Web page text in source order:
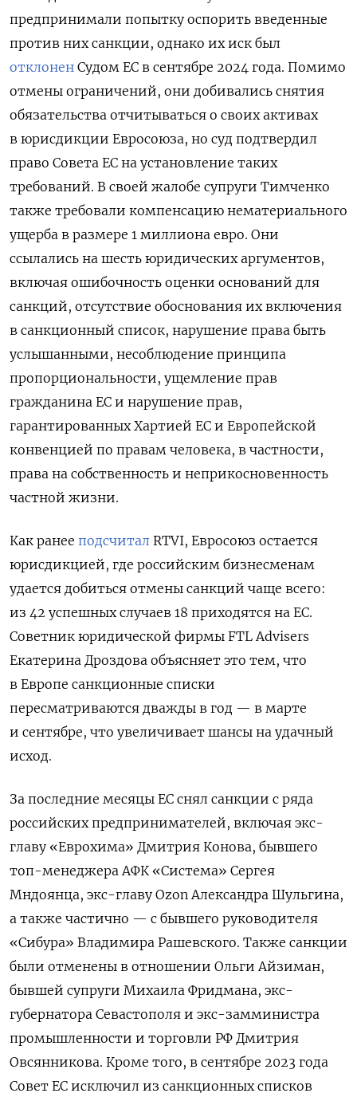
предпринимали попытку оспорить введенные
против них санкции, однако их иск был
отклонен Судом ЕС в сентябре 2024 года. Помимо
отмены ограничений, они добивались снятия
обязательства отчитываться о своих активах
в юрисдикции Евросоюза, но суд подтвердил
право Совета ЕС на установление таких
требований. В своей жалобе супруги Тимченко
также требовали компенсацию нематериального
ущерба в размере 1 миллиона евро. Они
ссылались на шесть юридических аргументов,
включая ошибочность оценки оснований для
санкций, отсутствие обоснования их включения
в санкционный список, нарушение права быть
услышанными, несоблюдение принципа
пропорциональности, ущемление прав
гражданина ЕС и нарушение прав,
гарантированных Хартией ЕС и Европейской
конвенцией по правам человека, в частности,
права на собственность и неприкосновенность
частной жизни.
Как ранее подсчитал RTVI, Евросоюз остается
юрисдикцией, где российским бизнесменам
удается добиться отмены санкций чаще всего:
из 42 успешных случаев 18 приходятся на ЕС.
Советник юридической фирмы FTL Advisers
Екатерина Дроздова объясняет это тем, что
в Европе санкционные списки
пересматриваются дважды в год — в марте
и сентябре, что увеличивает шансы на удачный
исход.
За последние месяцы ЕС снял санкции с ряда
российских предпринимателей, включая экс-
главу «Еврохима» Дмитрия Конова, бывшего
топ-менеджера АФК «Система» Сергея
Мндоянца, экс-главу Ozon Александра Шульгина,
а также частично — с бывшего руководителя
«Сибура» Владимира Рашевского. Также санкции
были отменены в отношении Ольги Айзиман,
бывшей супруги Михаила Фридмана, экс-
губернатора Севастополя и экс-замминистра
промышленности и торговли РФ Дмитрия
Овсянникова. Кроме того, в сентябре 2023 года
Совет ЕС исключил из санкционных списков